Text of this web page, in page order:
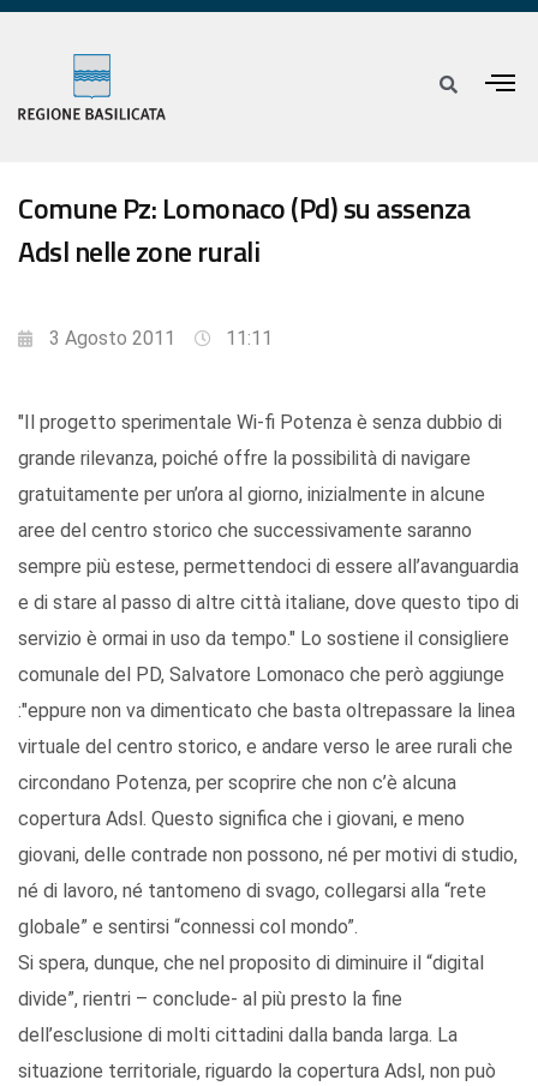
Comune Pz: Lomonaco (Pd) su assenza
Adsl nelle zone rurali
3 Agosto 2011 11:11
"Il progetto sperimentale Wi-fi Potenza è senza dubbio di
grande rilevanza, poiché offre la possibilità di navigare
gratuitamente per un’ora al giorno, inizialmente in alcune
aree del centro storico che successivamente saranno
sempre più estese, permettendoci di essere all’avanguardia
e di stare al passo di altre città italiane, dove questo tipo di
servizio è ormai in uso da tempo." Lo sostiene il consigliere
comunale del PD, Salvatore Lomonaco che però aggiunge
:"eppure non va dimenticato che basta oltrepassare la linea
virtuale del centro storico, e andare verso le aree rurali che
circondano Potenza, per scoprire che non c’è alcuna
copertura Adsl. Questo significa che i giovani, e meno
giovani, delle contrade non possono, né per motivi di studio,
né di lavoro, né tantomeno di svago, collegarsi alla “rete
globale” e sentirsi “connessi col mondo”.
Si spera, dunque, che nel proposito di diminuire il “digital
divide”, rientri – conclude- al più presto la fine
dell’esclusione di molti cittadini dalla banda larga. La
situazione territoriale, riguardo la copertura Adsl, non può